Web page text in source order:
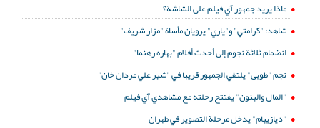
ماذا يريد جمهور آي فيلم على الشاشة؟
شاهد: "كرامتي" و"ياري" يرويان مأساة "مزار شريف"
انضمام ثلاثة نجوم إلى أحدث أفلام "بهاره رهنما"
نجم "طوبى" يلتقي الجمهور قريبا في "شير علي مردان خان"
"المال والبنون" يفتتح رحلته مع مشاهدي آي فيلم
"ديازيبام" يدخل مرحلة التصوير في طهران